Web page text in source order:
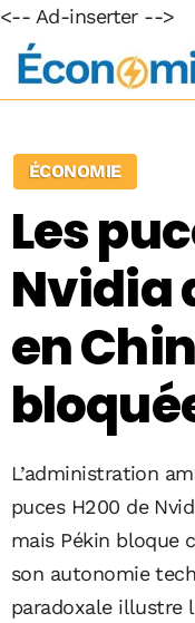
<-- Ad-inserter -->
ÉCONOMIE
Les
Nvidia
en
L’administration
puces H200 de
mais Pékin bloque
son autonomie
paradoxale illustre